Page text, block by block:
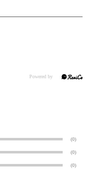
(0)
(0)
(0)